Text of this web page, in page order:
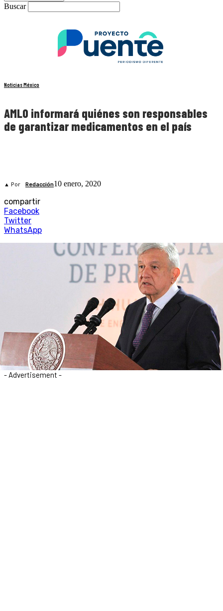
Buscar
Noticias México
AMLO informará quiénes son responsables
de garantizar medicamentos en el país
▲ Por Redacción10 enero, 2020
compartir
Facebook
Twitter
WhatsApp
- Advertisement -